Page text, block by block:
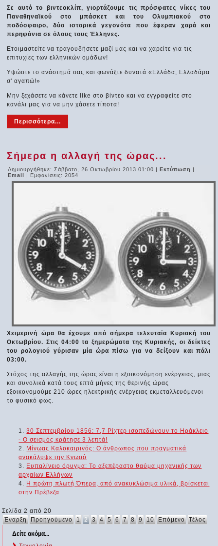
Σε αυτό το βιντεοκλίπ, γιορτάζουμε τις πρόσφατες νίκες του
Παναθηναϊκού στο μπάσκετ και του Ολυμπιακού στο
ποδόσφαιρο, δύο ιστορικά γεγονότα που έφεραν χαρά και
περηφάνια σε όλους τους Έλληνες.
Ετοιμαστείτε να τραγουδήσετε μαζί μας και να χαρείτε για τις
επιτυχίες των ελληνικών ομάδων!
Υψώστε το ανάστημά σας και φωνάξτε δυνατά «Ελλάδα, Ελλαδάρα
σ' αγαπώ!»
Μην ξεχάσετε να κάνετε like στο βίντεο και να εγγραφείτε στο
κανάλι μας για να μην χάσετε τίποτα!
Περισσότερα...
Σήμερα η αλλαγή της ώρας...
Δημιουργήθηκε: Σάββατο, 26 Οκτωβρίου 2013 01:00 |Εκτύπωση |
Email | Εμφανίσεις: 2054
Χειμερινή ώρα θα έχουμε από σήμερα τελευταία Κυριακή του
Οκτωβρίου. Στις 04:00 τα ξημερώματα της Κυριακής, οι δείκτες
του ρολογιού γύρισαν μία ώρα πίσω για να δείξουν και πάλι
03:00.
Στόχος της αλλαγής της ώρας είναι η εξοικονόμηση ενέργειας, μιας
και συνολικά κατά τους επτά μήνες της θερινής ώρας
εξοικονομούμε 210 ώρες ηλεκτρικής ενέργειας εκμεταλλευόμενοι
το φυσικό φως.
30 Σεπτεμβρίου 1856: 7,7 Ρίχτερ ισοπεδώνουν το Ηράκλειο
- Ο σεισμός κράτησε 3 λεπτά!
Μίνωας Καλοκαιρινός: Ο άνθρωπος που πραγματικά
ανακάλυψε την Κνωσό
Ευπαλίνειο όρυγμα: Το αξεπέραστο θαύμα μηχανικής των
αρχαίων Ελλήνων
Η πρώτη πλωτή Όπερα, από ανακυκλώσιμα υλικά, βρίσκεται
στην Πρέβεζα
Σελίδα 2 από 20
Έναρξη Προηγούμενο 1 2 3 4 5 6 7 8 9 10 Επόμενο Τέλος
Δείτε ακόμα...